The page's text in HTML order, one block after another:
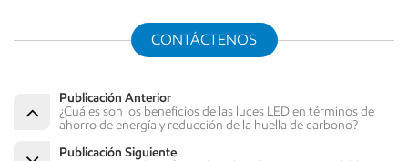
CONTÁCTENOS
Publicación Anterior
¿Cuáles son los beneficios de las luces LED en términos de
ahorro de energía y reducción de la huella de carbono?
Publicación Siguiente